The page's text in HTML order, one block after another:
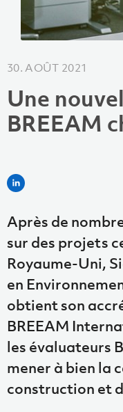
30. AOÛT 2021
Une
BREEAM
Après de
sur des projets
Royaume-Uni,
en
obtient son
BREEAM
les évaluateurs
mener à bien la
construction et